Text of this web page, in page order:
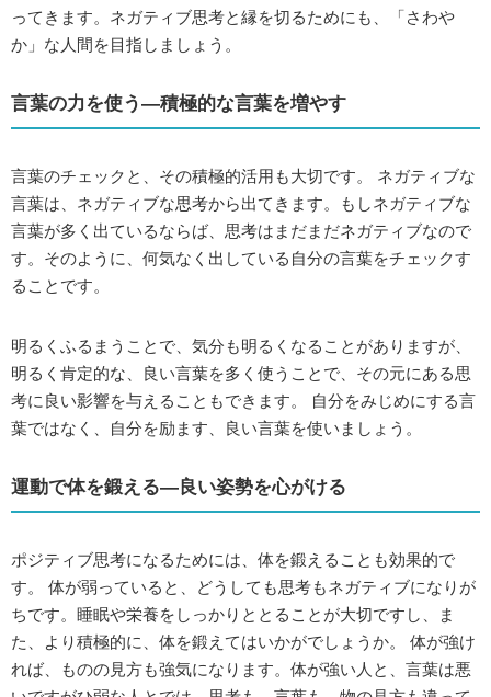
ってきます。ネガティブ思考と縁を切るためにも、「さわや
か」な人間を目指しましょう。
言葉の力を使う―積極的な言葉を増やす
言葉のチェックと、その積極的活用も大切です。 ネガティブな
言葉は、ネガティブな思考から出てきます。もしネガティブな
言葉が多く出ているならば、思考はまだまだネガティブなので
す。そのように、何気なく出している自分の言葉をチェックす
ることです。
明るくふるまうことで、気分も明るくなることがありますが、
明るく肯定的な、良い言葉を多く使うことで、その元にある思
考に良い影響を与えることもできます。 自分をみじめにする言
葉ではなく、自分を励ます、良い言葉を使いましょう。
運動で体を鍛える―良い姿勢を心がける
ポジティブ思考になるためには、体を鍛えることも効果的で
す。 体が弱っていると、どうしても思考もネガティブになりが
ちです。睡眠や栄養をしっかりととることが大切ですし、ま
た、より積極的に、体を鍛えてはいかがでしょうか。 体が強け
れば、ものの見方も強気になります。体が強い人と、言葉は悪